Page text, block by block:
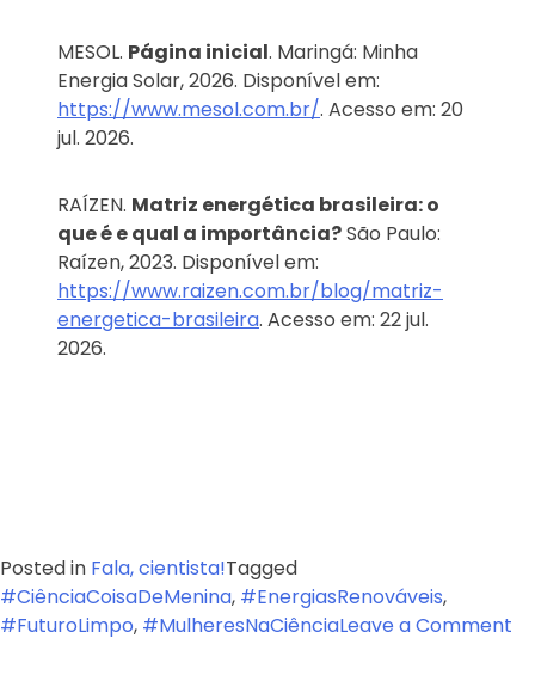
MESOL. Página inicial. Maringá: Minha
Energia Solar, 2026. Disponível em:
https://www.mesol.com.br/. Acesso em: 20
jul. 2026.
RAÍZEN. Matriz energética brasileira: o
que é e qual a importância?São Paulo:
Raízen, 2023. Disponível em:
https://www.raizen.com.br/blog/matriz-
energetica-brasileira. Acesso em: 22 jul.
2026.
Posted in Fala, cientista!Tagged
#CiênciaCoisaDeMenina, #EnergiasRenováveis,
#FuturoLimpo, #MulheresNaCiênciaLeave a Comment